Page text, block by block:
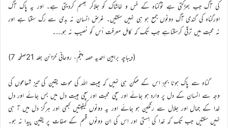
کی آگ جب بھڑکتی ہے توگناہ کے خس و خاشاک کو جلاکر بھسم کردیتی ہے۔ اور یہ پاک آگ
اورگناہ کی گندی آگ دونوں جمع ہو ہی نہیں سکتیں۔ غرض انسان نہ بدی سے رک سکتا ہے اور
نہ محبت میں ترقی کرسکتاہے جب تک کہ کامل معرفت اُس کو نصیب نہ ہو…۔
(دیباچہ براہین احمدیہ حصہ پنجم، روحانی خزائن جلد 21صفحہ 7)
گناہ سے پاک ہونا بجز اس کے ممکن ہی نہیں کہ ہیبت اللہ کی موت یقین کی تیز شعاعوں کی
وجہ سے انسان کے دل پر وارد ہو جائے اور سچی محبت اور سچی ہیبت دل میں بس جائے اور دل
خدا کے جمال اور جلال سے رنگین ہو جائے اور یہ دونوں کیفیتیں کبھی اور ہرگز دل میں آ ہی
نہیں سکتیں جب تک کہ خدا کی ہستی اور اس کی ان دونوں قسم کے صفات پر یقین پیدا نہ ہو۔